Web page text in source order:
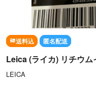
送料込 匿名配送
Leica (ライカ) リチウ
LEICA